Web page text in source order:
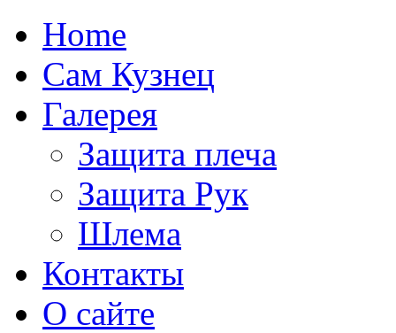
Home
Сам Кузнец
Галерея
Защита плеча
Защита Рук
Шлема
Контакты
О сайте